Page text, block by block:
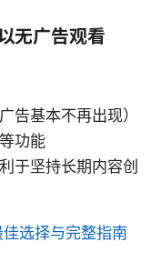
无广告观看
告基本不再出现）
功能
于坚持长期内容创
选择与完整指南